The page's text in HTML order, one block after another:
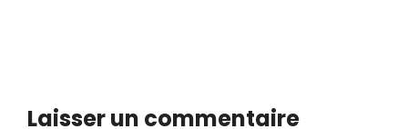
Laisser un commentaire